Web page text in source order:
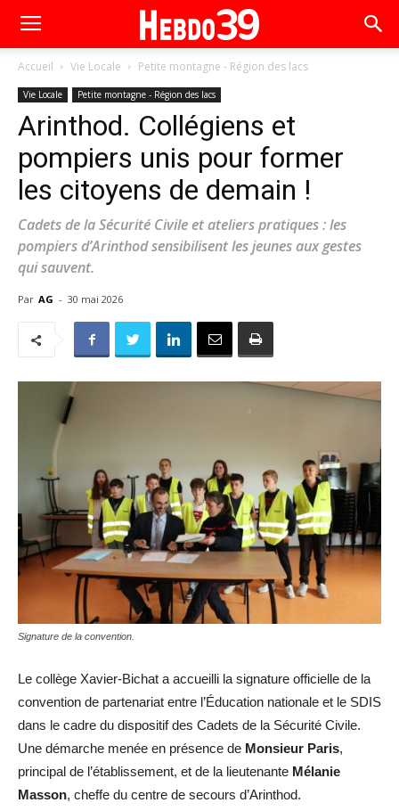
Accueil Vie Locale Petite montagne - Région des lacs
Vie Locale Petite montagne - Région des lacs
Arinthod. Collégiens et
pompiers unis pour former
les citoyens de demain !
Cadets de la Sécurité Civile et ateliers pratiques : les
pompiers d’Arinthod sensibilisent les jeunes aux gestes
qui sauvent.
Par AG - 30 mai 2026
Signature de la convention.
Le collège Xavier-Bichat a accueilli la signature officielle de la
convention de partenariat entre l’Éducation nationale et le SDIS
dans le cadre du dispositif des Cadets de la Sécurité Civile.
Une démarche menée en présence de Monsieur Paris,
principal de l’établissement, et de la lieutenante Mélanie
Masson, cheffe du centre de secours d’Arinthod.